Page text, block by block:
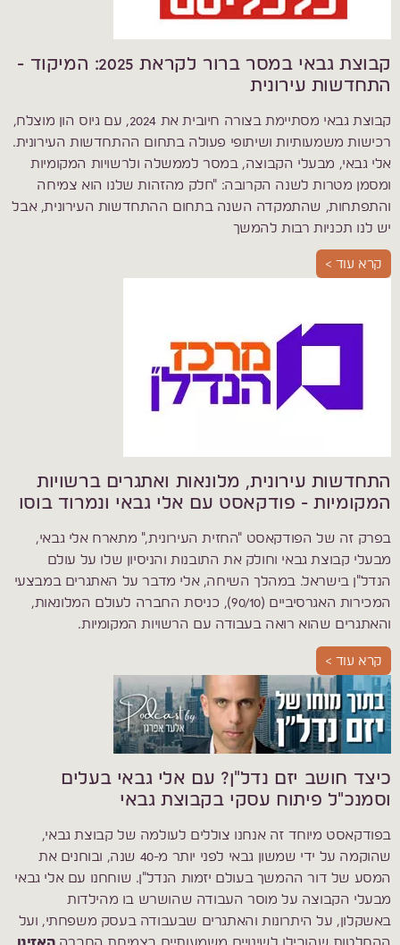
קבוצת גבאי במסר ברור לקראת 2025: המיקוד -
התחדשות עירונית
קבוצת גבאי מסתיימת בצורה חיובית את 2024, עם גיוס הון מוצלח,
רכישות משמעותיות ושיתופי פעולה בתחום ההתחדשות העירונית.
אלי גבאי, מבעלי הקבוצה, במסר לממשלה ולרשויות המקומיות
ומסמן מטרות לשנה הקרובה: "חלק מהזהות שלנו הוא צמיחה
והתפתחות, שהתמקדה השנה בתחום ההתחדשות העירונית, אבל
יש לנו תכניות רבות להמשך
קרא עוד >
התחדשות עירונית, מלונאות ואתגרים ברשויות
המקומיות - פודקאסט עם אלי גבאי ונמרוד בוסו
בפרק זה של הפודקאסט "החזית העירונית," מתארח אלי גבאי,
מבעלי קבוצת גבאי וחולק את התובנות והניסיון שלו על עולם
הנדל"ן בישראל. במהלך השיחה, אלי מדבר על האתגרים במבצעי
המכירות האגרסיביים (90/10), כניסת החברה לעולם המלונאות,
והאתגרים שהוא רואה בעבודה עם הרשויות המקומיות.
קרא עוד >
כיצד חושב יזם נדל"ן? עם אלי גבאי בעלים
וסמנכ"ל פיתוח עסקי בקבוצת גבאי
בפודקאסט מיוחד זה אנחנו צוללים לעולמה של קבוצת גבאי,
שהוקמה על ידי שמשון גבאי לפני יותר מ-40 שנה, ובוחנים את
המסע של דור ההמשך בעולם יזמות הנדל"ן. שוחחנו עם אלי גבאי
מבעלי הקבוצה על מוסר העבודה שהושרש בו מהילדות
באשקלון, על היתרונות והאתגרים שבעבודה בעסק משפחתי, ועל